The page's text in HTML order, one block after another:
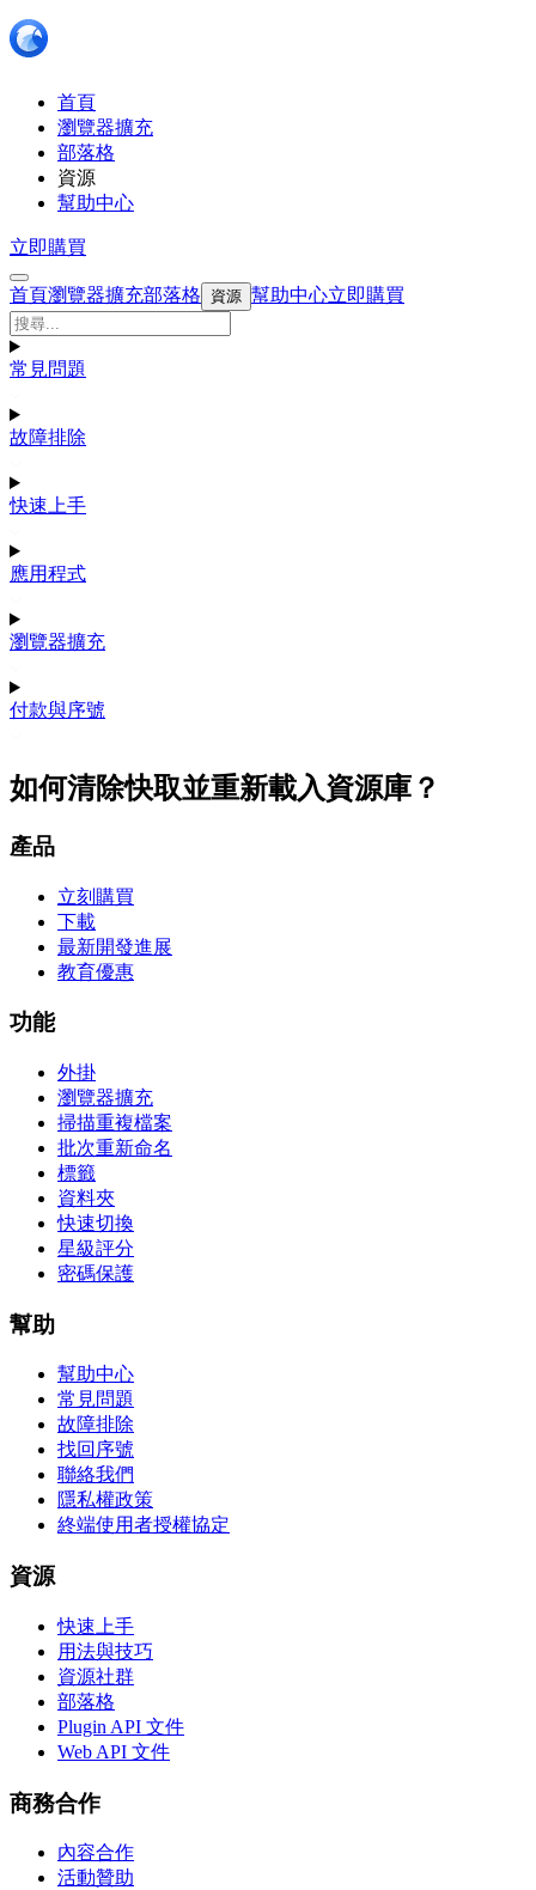
首頁
瀏覽器擴充
部落格
資源
幫助中心
立即購買
首頁瀏覽器擴充部落格 資源 幫助中心立即購買
常見問題
故障排除
快速上手
應用程式
瀏覽器擴充
付款與序號
如何清除快取並重新載入資源庫？
產品
立刻購買
下載
最新開發進展
教育優惠
功能
外掛
瀏覽器擴充
掃描重複檔案
批次重新命名
標籤
資料夾
快速切換
星級評分
密碼保護
幫助
幫助中心
常見問題
故障排除
找回序號
聯絡我們
隱私權政策
終端使用者授權協定
資源
快速上手
用法與技巧
資源社群
部落格
Plugin API 文件
Web API 文件
商務合作
內容合作
活動贊助